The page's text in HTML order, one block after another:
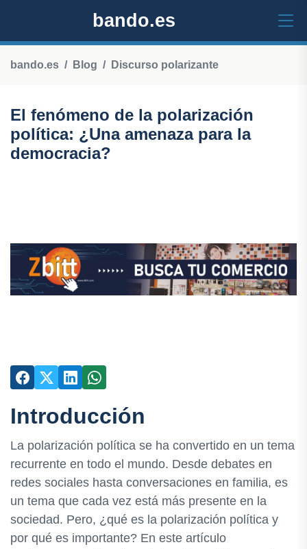
bando.es
bando.es Blog Discurso polarizante
El fenómeno de la polarización
política: ¿Una amenaza para la
democracia?
Introducción
La polarización política se ha convertido en un tema
recurrente en todo el mundo. Desde debates en
redes sociales hasta conversaciones en familia, es
un tema que cada vez está más presente en la
sociedad. Pero, ¿qué es la polarización política y
por qué es importante? En este artículo